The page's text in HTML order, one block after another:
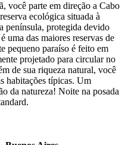
você parte em direção a Cabo
ecológica situada à
península, protegida devido
uma das maiores reservas de
pequeno paraíso é feito em
projetado para circular no
de sua riqueza natural, você
habitações típicas. Um
da natureza! Noite na posada